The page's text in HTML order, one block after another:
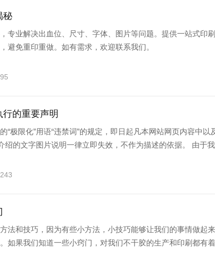
秘
专业解决出血位、尺寸、字体、图片等问题。提供一站式印
避免重印重做。如有需求，欢迎联系我们。
的重要声明
“极限化”用语“违禁词”的规定，即日起凡本网站网页内容中以
绍的文字图片说明一律立即失效，不作为描述的依据。 由于
法和技巧，因为有些小方法，小技巧能够让我们的事情做起
如果我们知道一些小窍门，对我们不干胶的生产和印刷都有